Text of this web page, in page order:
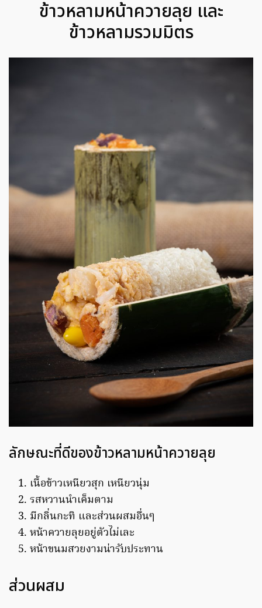
ข้าวหลามหน้าควายลุย และ
ข้าวหลามรวมมิตร
ลักษณะที่ดีของข้าวหลามหน้าควายลุย
เนื้อข้าวเหนียวสุก เหนียวนุ่ม
รสหวานนำเค็มตาม
มีกลิ่นกะทิ และส่วนผสมอื่นๆ
หน้าควายลุยอยู่ตัวไม่เละ
หน้าขนมสวยงามน่ารับประทาน
ส่วนผสม